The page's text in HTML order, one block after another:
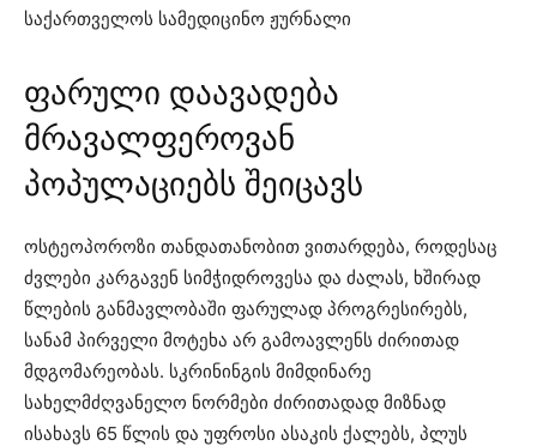
საქართველოს სამედიცინო ჟურნალი
ფარული დაავადება
მრავალფეროვან
პოპულაციებს შეიცავს
ოსტეოპოროზი თანდათანობით ვითარდება, როდესაც
ძვლები კარგავენ სიმჭიდროვესა და ძალას, ხშირად
წლების განმავლობაში ფარულად პროგრესირებს,
სანამ პირველი მოტეხა არ გამოავლენს ძირითად
მდგომარეობას. სკრინინგის მიმდინარე
სახელმძღვანელო ნორმები ძირითადად მიზნად
ისახავს 65 წლის და უფროსი ასაკის ქალებს, პლუს